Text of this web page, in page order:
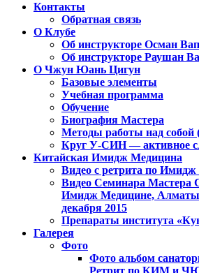
Клуб Чжун Юань Цигун в
Алматы, Астана,
Петропавловск,
Контакты
Обратная связь
О Клубе
Об инструкторе Осман
Об инструкторе Раушан
О Чжун Юань Цигун
Базовые элементы
Учебная программа
Обучение
Биография Мастера
Методы работы над собой
Круг У-СИН — активное
Китайская Имидж Медицина
Видео с ретрита по
Видео Семинара Мастера
Имидж Медицине,
декабря 2015
Препараты института
Галерея
Фото
Фото альбом